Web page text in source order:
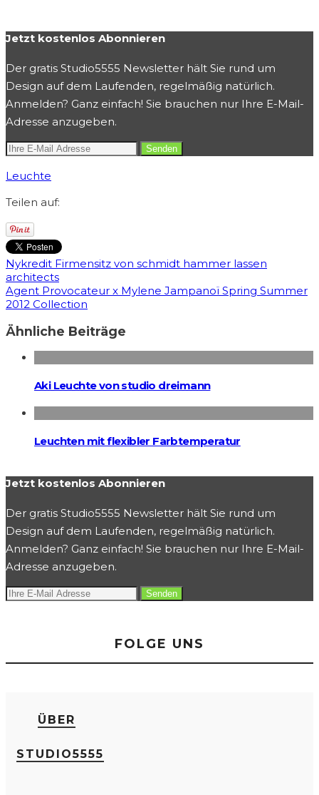
Jetzt kostenlos Abonnieren
Der gratis Studio5555 Newsletter hält Sie rund um
Design auf dem Laufenden, regelmäßig natürlich.
Anmelden? Ganz einfach! Sie brauchen nur Ihre E-Mail-
Adresse anzugeben.
Leuchte
Teilen auf:
Nykredit Firmensitz von schmidt hammer lassen
architects
Agent Provocateur x Mylene Jampanoï Spring Summer
2012 Collection
Ähnliche Beiträge
Aki Leuchte von studio dreimann
Leuchten mit flexibler Farbtemperatur
Jetzt kostenlos Abonnieren
Der gratis Studio5555 Newsletter hält Sie rund um
Design auf dem Laufenden, regelmäßig natürlich.
Anmelden? Ganz einfach! Sie brauchen nur Ihre E-Mail-
Adresse anzugeben.
FOLGE UNS
ÜBER
STUDIO5555